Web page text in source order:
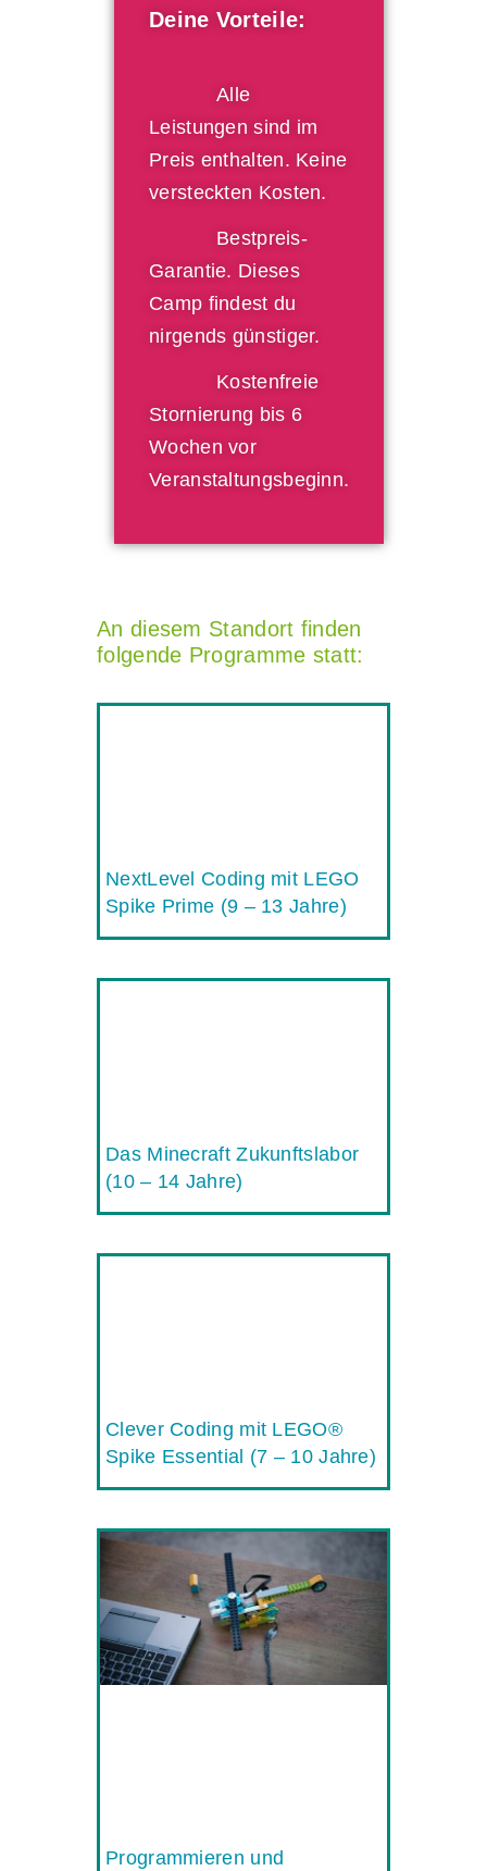
Deine Vorteile:
Alle
Leistungen sind im
Preis enthalten. Keine
versteckten Kosten.
Bestpreis-
Garantie. Dieses
Camp findest du
nirgends günstiger.
Kostenfreie
Stornierung bis 6
Wochen vor
Veranstaltungsbeginn.
An diesem Standort finden
folgende Programme statt:
NextLevel Coding mit LEGO
Spike Prime (9 – 13 Jahre)
Das Minecraft Zukunftslabor
(10 – 14 Jahre)
Clever Coding mit LEGO®
Spike Essential (7 – 10 Jahre)
Programmieren und